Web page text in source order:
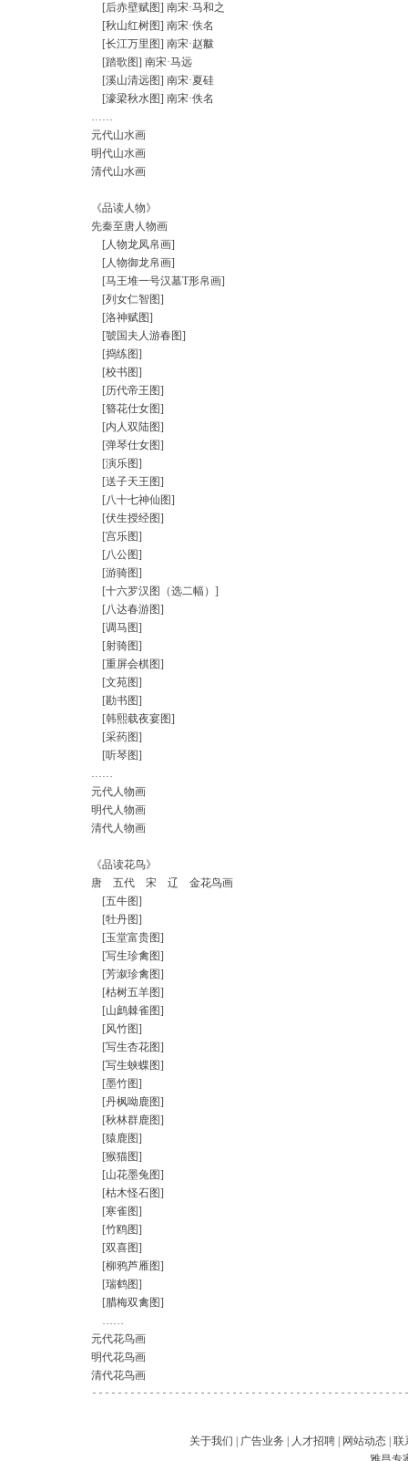
[后赤壁赋图] 南宋·马和之
[秋山红树图] 南宋·佚名
[长江万里图] 南宋·赵黻
[踏歌图] 南宋·马远
[溪山清远图] 南宋·夏硅
[濠梁秋水图] 南宋·佚名
……
元代山水画
明代山水画
清代山水画
《品读人物》
先秦至唐人物画
[人物龙凤帛画]
[人物御龙帛画]
[马王堆一号汉墓T形帛画]
[列女仁智图]
[洛神赋图]
[虢国夫人游春图]
[捣练图]
[校书图]
[历代帝王图]
[簪花仕女图]
[内人双陆图]
[弹琴仕女图]
[演乐图]
[送子天王图]
[八十七神仙图]
[伏生授经图]
[宫乐图]
[八公图]
[游骑图]
[十六罗汉图（选二幅）]
[八达春游图]
[调马图]
[射骑图]
[重屏会棋图]
[文苑图]
[勘书图]
[韩熙载夜宴图]
[采药图]
[听琴图]
……
元代人物画
明代人物画
清代人物画
《品读花鸟》
唐 五代 宋 辽 金花鸟画
[五牛图]
[牡丹图]
[玉堂富贵图]
[写生珍禽图]
[芳溆珍禽图]
[枯树五羊图]
[山鹧棘雀图]
[风竹图]
[写生杏花图]
[写生蛱蝶图]
[墨竹图]
[丹枫呦鹿图]
[秋林群鹿图]
[猿鹿图]
[猴猫图]
[山花墨兔图]
[枯木怪石图]
[寒雀图]
[竹鸥图]
[双喜图]
[柳鸦芦雁图]
[瑞鹤图]
[腊梅双禽图]
……
元代花鸟画
明代花鸟画
清代花鸟画
关于我们 广告业务 人才招聘 网站动态 联